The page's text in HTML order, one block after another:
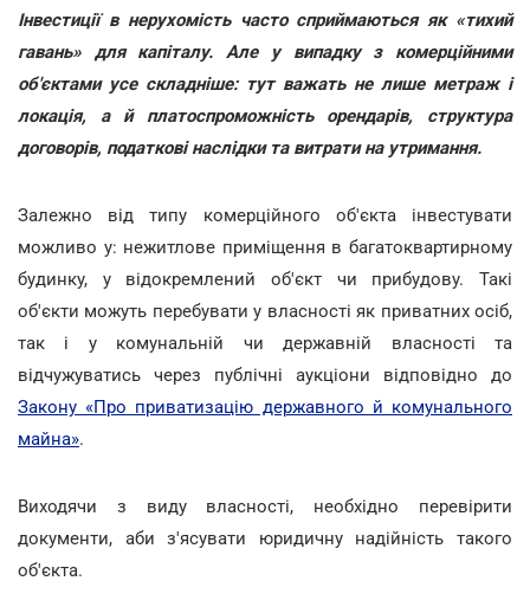
Інвестиції в нерухомість часто сприймаються як «тихий
гавань» для капіталу. Але у випадку з комерційними
об'єктами усе складніше: тут важать не лише метраж і
локація, а й платоспроможність орендарів, структура
договорів, податкові наслідки та витрати на утримання.
Залежно від типу комерційного об'єкта інвестувати
можливо у: нежитлове приміщення в багатоквартирному
будинку, у відокремлений об'єкт чи прибудову. Такі
об'єкти можуть перебувати у власності як приватних осіб,
так і у комунальній чи державній власності та
відчужуватись через публічні аукціони відповідно до
Закону «Про приватизацію державного й комунального
майна».
Виходячи з виду власності, необхідно перевірити
документи, аби з'ясувати юридичну надійність такого
об'єкта.